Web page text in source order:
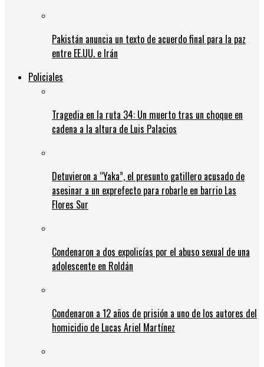
Pakistán anuncia un texto de acuerdo final para la paz
entre EE.UU. e Irán
Policiales
Tragedia en la ruta 34: Un muerto tras un choque en
cadena a la altura de Luis Palacios
Detuvieron a “Yaka”, el presunto gatillero acusado de
asesinar a un exprefecto para robarle en barrio Las
Flores Sur
Condenaron a dos expolicías por el abuso sexual de una
adolescente en Roldán
Condenaron a 12 años de prisión a uno de los autores del
homicidio de Lucas Ariel Martínez